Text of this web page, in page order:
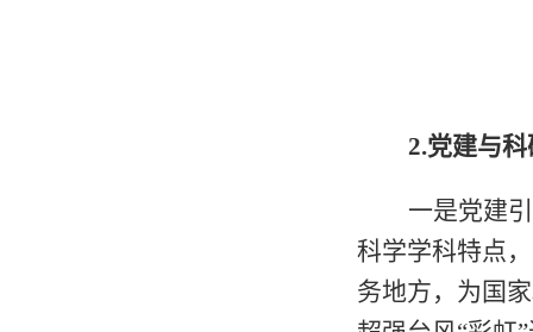
2.党建与
一是党建
科学学科特点
务地方，为国